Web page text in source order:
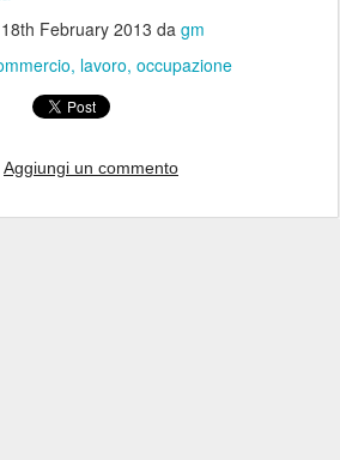
18th February 2013 da gm
lavoro occupazione
Aggiungi un commento